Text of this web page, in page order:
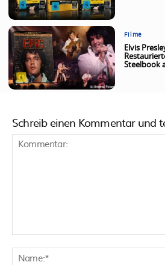
Filme
Elvis
Steelbook
Schreib einen Kommentar und